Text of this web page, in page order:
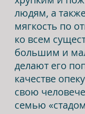
людям, а
мягкость по
ко всем
большим и
делают его
качестве
свою
семью